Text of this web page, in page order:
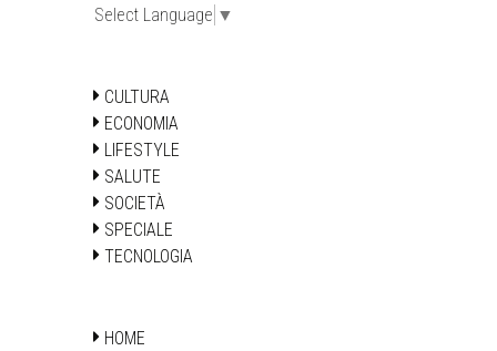
Select Language ▼
CULTURA
ECONOMIA
LIFESTYLE
SALUTE
SOCIETÀ
SPECIALE
TECNOLOGIA
HOME